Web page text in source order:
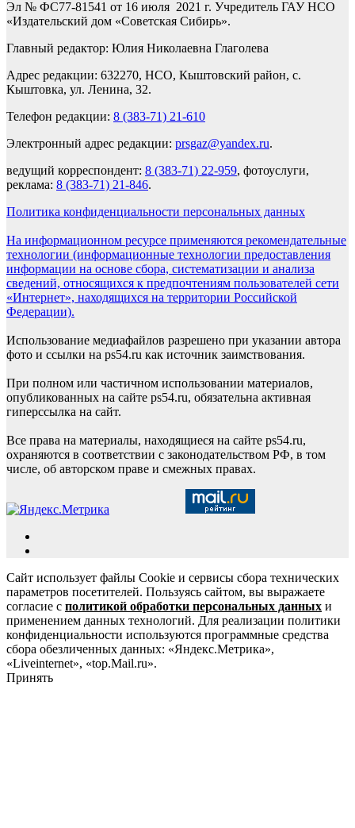
Эл № ФС77-81541 от 16 июля 2021 г. Учредитель ГАУ НСО
«Издательский дом «Советская Сибирь».
Главный редактор: Юлия Николаевна Глаголева
Адрес редакции: 632270, НСО, Кыштовский район, с.
Кыштовка, ул. Ленина, 32.
Телефон редакции: 8 (383-71) 21-610
Электронный адрес редакции: prsgaz@yandex.ru.
ведущий корреспондент: 8 (383-71) 22-959, фотоуслуги,
реклама: 8 (383-71) 21-846.
Политика конфиденциальности персональных данных
На информационном ресурсе применяются рекомендательные
технологии (информационные технологии предоставления
информации на основе сбора, систематизации и анализа
сведений, относящихся к предпочтениям пользователей сети
«Интернет», находящихся на территории Российской
Федерации).
Использование медиафайлов разрешено при указании автора
фото и ссылки на ps54.ru как источник заимствования.
При полном или частичном использовании материалов,
опубликованных на сайте ps54.ru, обязательна активная
гиперссылка на сайт.
Все права на материалы, находящиеся на сайте ps54.ru,
охраняются в соответствии с законодательством РФ, в том
числе, об авторском праве и смежных правах.
Сайт использует файлы Cookie и сервисы сбора технических
параметров посетителей. Пользуясь сайтом, вы выражаете
согласие с политикой обработки персональных данных и
применением данных технологий. Для реализации политики
конфиденциальности используются программные средства
сбора обезличенных данных: «Яндекс.Метрика»,
«Liveinternet», «top.Mail.ru».
Принять